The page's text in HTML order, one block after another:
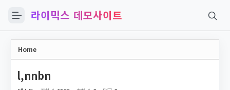
라이믹스 데모사이트
Home
l,nnbn
Sketchbook5, 스케치북5